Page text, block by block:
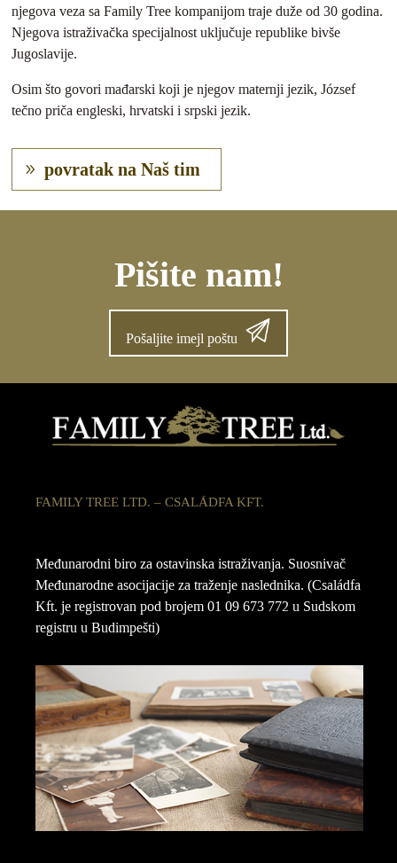
njegova veza sa Family Tree kompanijom traje duže od 30 godina.
Njegova istraživačka specijalnost uključuje republike bivše
Jugoslavije.
Osim što govori mađarski koji je njegov maternji jezik, József
tečno priča engleski, hrvatski i srpski jezik.
povratak na Naš tim
Pišite nam!
Pošaljite imejl poštu
FAMILY TREE LTD. – CSALÁDFA KFT.
Međunarodni biro za ostavinska istraživanja. Suosnivač
Međunarodne asocijacije za traženje naslednika. (Családfa
Kft. je registrovan pod brojem 01 09 673 772 u Sudskom
registru u Budimpešti)